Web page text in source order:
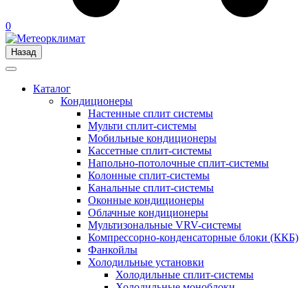
0
Назад
Каталог
Кондиционеры
Настенные сплит системы
Мульти сплит-системы
Мобильные кондиционеры
Кассетные сплит-системы
Напольно-потолочные сплит-системы
Колонные сплит-системы
Канальные сплит-системы
Оконные кондиционеры
Облачные кондиционеры
Мультизональные VRV-системы
Компрессорно-конденсаторные блоки (ККБ)
Фанкойлы
Холодильные установки
Холодильные сплит-системы